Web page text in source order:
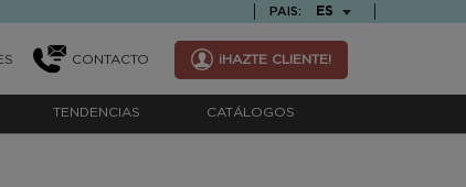
PAIS: TEXT.LANGUAGE
ES
CONTACTO ¡HAZTE CLIENTE!
TENDENCIAS CATÁLOGOS